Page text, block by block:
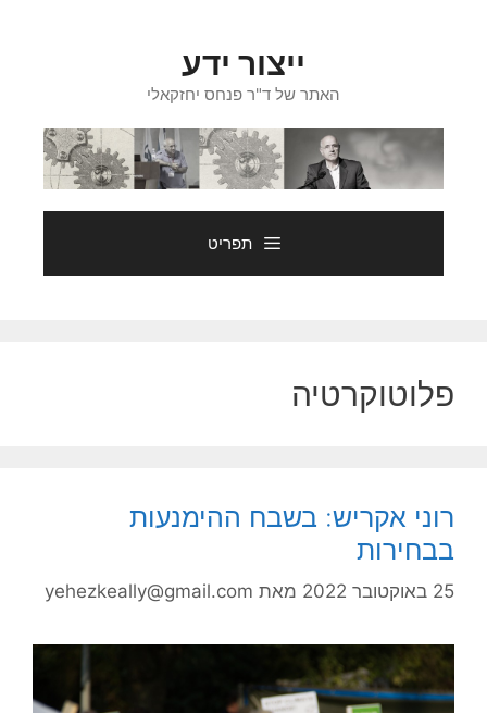
ייצור ידע
האתר של ד"ר פנחס יחזקאלי
תפריט
פלוטוקרטיה
רוני אקריש: בשבח ההימנעות
בבחירות
25 באוקטובר 2022 מאת yehezkeally@gmail.com